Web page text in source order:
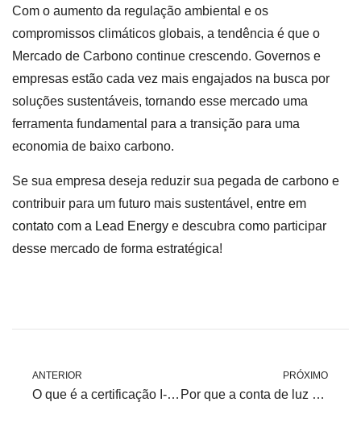
Com o aumento da regulação ambiental e os
compromissos climáticos globais, a tendência é que o
Mercado de Carbono continue crescendo. Governos e
empresas estão cada vez mais engajados na busca por
soluções sustentáveis, tornando esse mercado uma
ferramenta fundamental para a transição para uma
economia de baixo carbono.
Se sua empresa deseja reduzir sua pegada de carbono e
contribuir para um futuro mais sustentável, entre em
contato com a Lead Energy e descubra como participar
desse mercado de forma estratégica!
ANTERIOR
O que é a certificação I-REC e como funciona?
PRÓXIMO
Por que a conta de luz cresce acima da inflação?